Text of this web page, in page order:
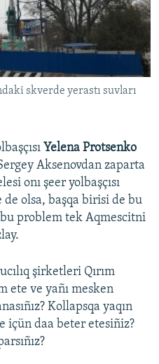
skverde yerastı suvları
Yelena Protsenko
Sergey Aksenovdan zaparta
onı şeer yolbaşçısı
olsa, başqa birisi de bu
problem tek Aqmescitni
şirketleri Qırım
ete ve yañı mesken
Kollapsqa yaqın
içün daa beter etesiñiz?